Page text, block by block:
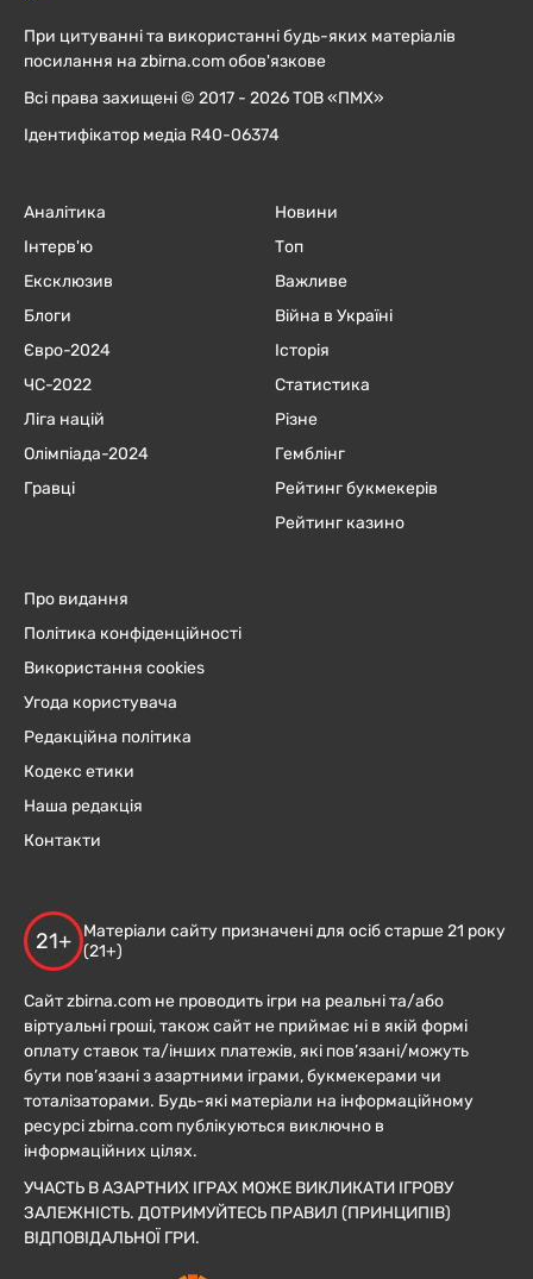
При цитуванні та використанні будь-яких матеріалів
посилання на zbirna.com обов'язкове
Всі права захищені © 2017 - 2026 ТОВ «ПМХ»
Ідентифікатор медіа R40-06374
Аналітика
Інтерв'ю
Ексклюзив
Блоги
Євро-2024
ЧC-2022
Ліга націй
Олімпіада-2024
Гравці
Новини
Топ
Важливе
Війна в Україні
Історія
Статистика
Різне
Гемблінг
Рейтинг букмекерів
Рейтинг казино
Про видання
Політика конфіденційності
Використання cookies
Угода користувача
Редакційна політика
Кодекс етики
Наша редакція
Контакти
21+
Матеріали сайту призначені для осіб старше 21 року
(21+)
Сайт zbirna.com не проводить ігри на реальні та/або
віртуальні гроші, також сайт не приймає ні в якій формі
оплату ставок та/інших платежів, які пов’язані/можуть
бути пов’язані з азартними іграми, букмекерами чи
тоталізаторами. Будь-які матеріали на інформаційному
ресурсі zbirna.com публікуються виключно в
інформаційних цілях.
УЧАСТЬ В АЗАРТНИХ ІГРАХ МОЖЕ ВИКЛИКАТИ ІГРОВУ
ЗАЛЕЖНІСТЬ. ДОТРИМУЙТЕСЬ ПРАВИЛ (ПРИНЦИПІВ)
ВІДПОВІДАЛЬНОЇ ГРИ.